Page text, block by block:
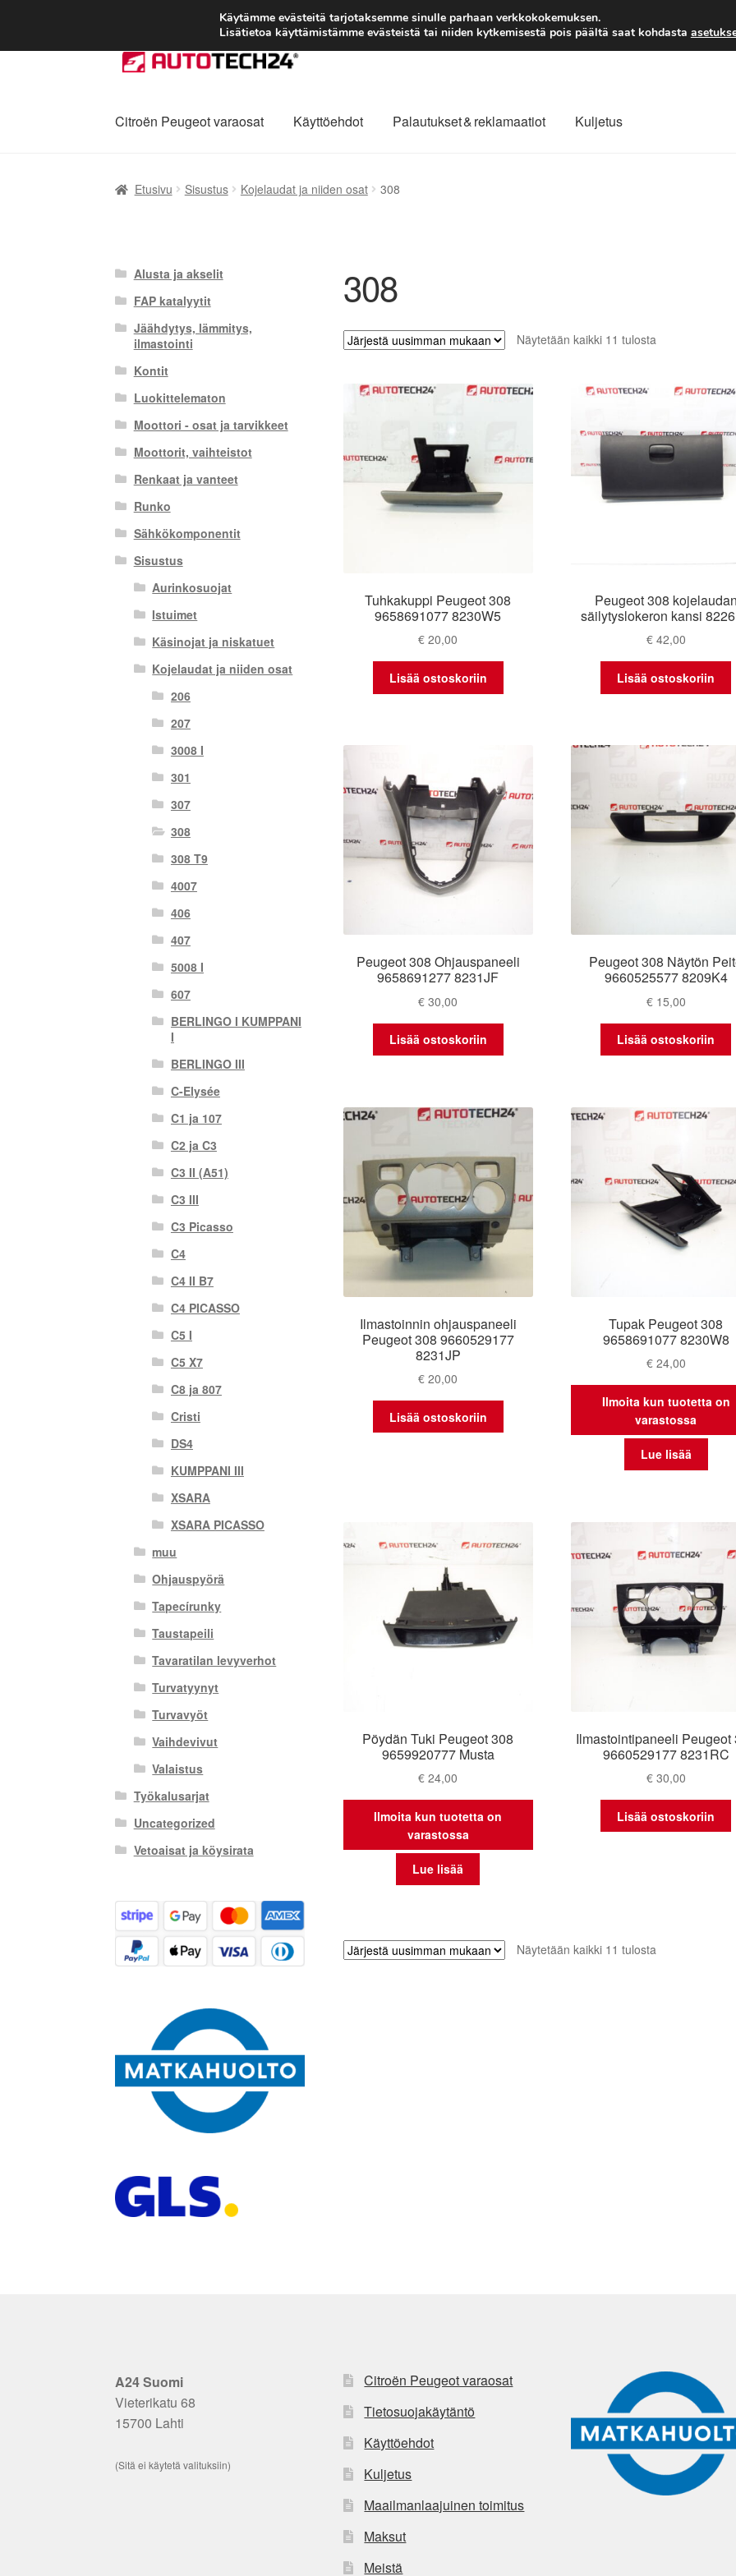
TOIMITUS alkaen 7 EUR
Siirry
navigointiin
Siirry
sisältöön
Citroën Peugeot varaosat Käyttöehdot Palautukset & reklamaatiot Kuljetus
Etusivu Sisustus Kojelaudat ja niiden osat 308
308
Näytetään kaikki 11 tulostaSorted
Tuhkakuppi Peugeot 308
9658691077 8230W5
€ 20,00
Lisää ostoskoriin
Peugeot 308
säilytyslokeron kansi
€42,00
Lisää ostoskoriin
Peugeot 308 Ohjauspaneeli
9658691277 8231JF
€ 30,00
Lisää ostoskoriin
Peugeot 308 Näytön
9660525577 8209K4
€15,00
Lisää ostoskoriin
Ilmastoinnin ohjauspaneeli
Peugeot 308 9660529177
8231JP
€ 20,00
Lisää ostoskoriin
Tupak Peugeot 308
9658691077 8230W8
€24,00
Ilmoita kun tuotetta on
varastossa
Lue lisää
Pöydän Tuki Peugeot 308
9659920777 Musta
€ 24,00
Ilmoita kun tuotetta on
varastossa
Lue lisää
Ilmastointipaneeli Peugeot
9660529177 8231RC
€30,00
Lisää ostoskoriin
Näytetään kaikki 11 tulostaSorted
Alusta ja akselit
FAP katalyytit
Jäähdytys, lämmitys,
ilmastointi
Kontit
Luokittelematon
Moottori - osat ja tarvikkeet
Moottorit, vaihteistot
Renkaat ja vanteet
Runko
Sähkökomponentit
Sisustus
Aurinkosuojat
Istuimet
Käsinojat ja niskatuet
Kojelaudat ja niiden osat
206
207
3008 I
301
307
308
308 T9
4007
406
407
5008 I
607
BERLINGO I KUMPPANI
I
BERLINGO III
C-Elysée
C1 ja 107
C2 ja C3
C3 II (A51)
C3 III
C3 Picasso
C4
C4 II B7
C4 PICASSO
C5 I
C5 X7
C8 ja 807
Cristi
DS4
KUMPPANI III
XSARA
XSARA PICASSO
muu
Ohjauspyörä
Tapecírunky
Taustapeili
Tavaratilan levyverhot
Turvatyynyt
Turvavyöt
Vaihdevivut
Valaistus
Työkalusarjat
Uncategorized
Vetoaisat ja köysirata
A24 Suomi
Vieterikatu 68
15700 Lahti
(Sitä ei käytetä valituksiin)
Citroën Peugeot varaosat
Tietosuojakäytäntö
Käyttöehdot
Kuljetus
Maailmanlaajuinen toimitus
Maksut
Meistä
Käytämme evästeitä tarjotaksemme sinulle parhaan verkkokokemuksen.
Lisätietoa käyttämistämme evästeistä tai niiden kytkemisestä pois päältä saat kohdasta